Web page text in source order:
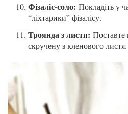
Фізаліс-соло: Покладіть у
“ліхтарики” фізалісу.
Троянда з листя:
скручену з кленового листя.